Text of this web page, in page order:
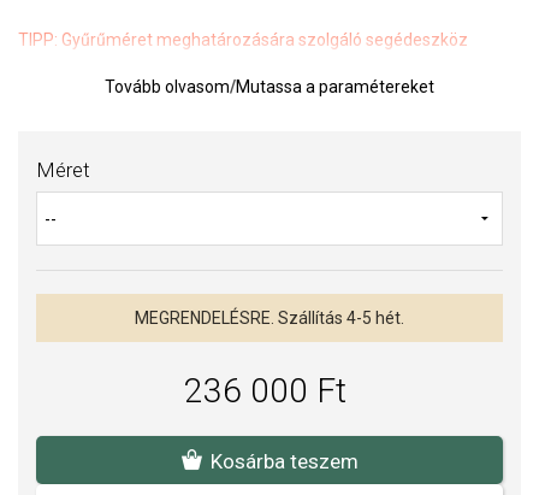
TIPP: Gyűrűméret meghatározására szolgáló segédeszköz
Az anyagok és a kivitelezés minősége elsőrendű számunkra.
Tovább olvasom/Mutassa a paramétereket
Méret
MEGRENDELÉSRE. Szállítás 4-5 hét.
236 000 Ft
Kosárba teszem